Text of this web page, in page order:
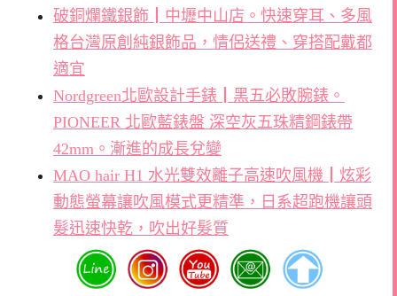
破銅爛鐵銀飾┃中壢中山店。快速穿耳、多風
格台灣原創純銀飾品，情侶送禮、穿搭配戴都
適宜
Nordgreen北歐設計手錶┃黑五必敗腕錶。
PIONEER 北歐藍錶盤 深空灰五珠精鋼錶帶
42mm。漸進的成長兌變
MAO hair H1 水光雙效離子高速吹風機┃炫彩
動態螢幕讓吹風模式更精準，日系超跑機讓頭
髮迅速快乾，吹出好髮質